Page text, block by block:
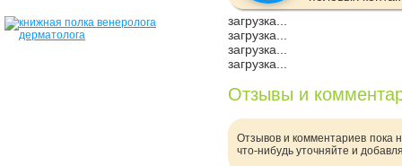
загрузка...
загрузка...
загрузка...
загрузка...
Отзывы и
Отзывов и комментариев пока
что-нибудь уточняйте и